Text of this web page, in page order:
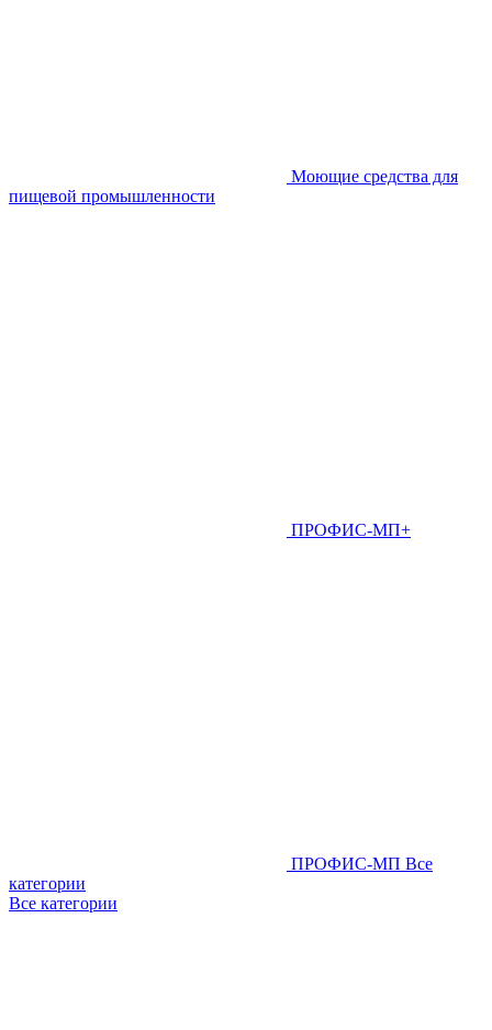
Моющие средства для
пищевой промышленности
ПРОФИС-МП+
ПРОФИС-МП Все
категории
Все категории